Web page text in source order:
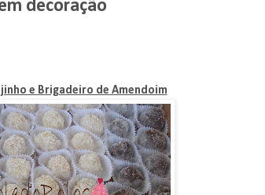
decoração
e Brigadeiro de Amendoim